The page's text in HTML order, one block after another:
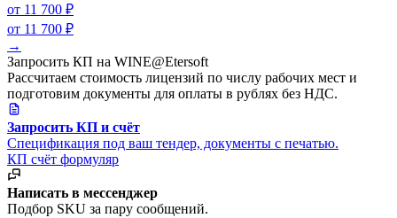
от 11 700 ₽
от 11 700 ₽
→
Запросить КП на WINE@Etersoft
Рассчитаем стоимость лицензий по числу рабочих мест и
подготовим документы для оплаты в рублях без НДС.
Запросить КП и счёт
Спецификация под ваш тендер, документы с печатью.
КП счёт формуляр
Написать в мессенджер
Подбор SKU за пару сообщений.